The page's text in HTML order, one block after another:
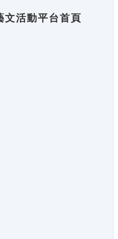
文活動平台首頁